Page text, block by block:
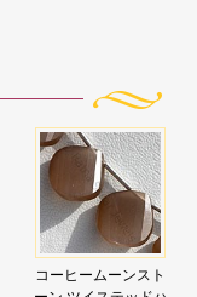
コーヒームーンスト